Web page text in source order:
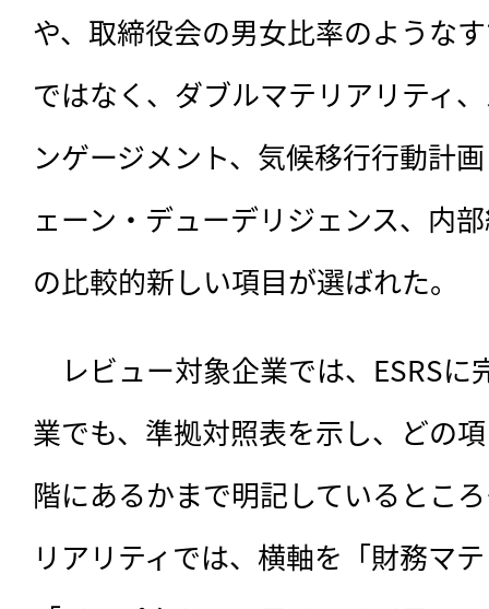
や、取締役会の男女比率のような
ではなく、ダブルマテリアリティ
ンゲージメント、気候移行行動計
ェーン・デューデリジェンス、内
の比較的新しい項目が選ばれた。
レビュー対象企業では、ESRSに
業でも、準拠対照表を示し、どの
階にあるかまで明記しているとこ
リアリティでは、横軸を「財務マ